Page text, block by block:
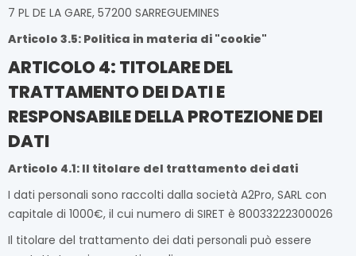
7 PL DE LA GARE, 57200 SARREGUEMINES
Articolo 3.5: Politica in materia di "cookie"
ARTICOLO 4: TITOLARE DEL
TRATTAMENTO DEI DATI E
RESPONSABILE DELLA PROTEZIONE DEI
DATI
Articolo 4.1: Il titolare del trattamento dei dati
I dati personali sono raccolti dalla società A2Pro, SARL con
capitale di 1000€, il cui numero di SIRET è 80033222300026
Il titolare del trattamento dei dati personali può essere